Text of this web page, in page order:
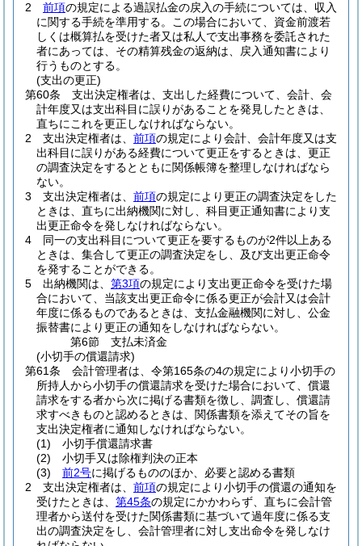
2
前項の規定による過誤払金の戻入の手続については、収入
に関する手続を準用する。
この場合において、資金前渡若
しくは概算払を受けた者又は私人で支出事務を委託された
者にあっては、その精算残金の返納は、戻入通知書により
行うものとする。
(支出の更正)
第60条
支出決定権者は、支出した経費について、会計、会
計年度又は支出科目に誤りがあることを発見したときは、
直ちにこれを更正しなければならない。
2
支出決定権者は、 前項の規定により会計、会計年度又は支
出科目に誤りがある経費について更正をするときは、更正
の調査決定をするとともに関係帳簿を整理しなければなら
ない。
3
支出決定権者は、 前項の規定により更正の調査決定をした
ときは、直ちに出納機関に対し、科目更正通知書により支
出更正命令を発しなければならない。
4
同一の支出科目について更正を要するものが2件以上ある
ときは、集合して更正の調査決定をし、及び支出更正命令
を発することができる。
5
出納機関は、 第3項の規定により支出更正命令を受けた場
合において、当該支出更正命令に係る更正が会計又は会計
年度に係るものであるときは、支払金融機関に対し、公金
振替書により更正の通知をしなければならない。
第6節
支払未済金
(小切手の償還請求)
第61条
会計管理者は、令第165条の4の規定により小切手の
所持人から小切手の償還請求を受けた場合において、償還
請求をする者から次に掲げる書類を徴し、調査し、償還請
求すべきものと認めるときは、関係書類を添えてその旨を
支出決定権者に通知しなければならない。
(1)
小切手償還請求書
(2)
小切手又は除権判決の正本
(3)
前2号に掲げるもののほか、必要と認める書類
2
支出決定権者は、 前項の規定により小切手の償還の通知を
受けたときは、 第45条の規定にかかわらず、直ちに会計管
理者から送付を受けた関係書類に基づいて過年度に係る支
出の調査決定をし、会計管理者に対し支出命令を発しなけ